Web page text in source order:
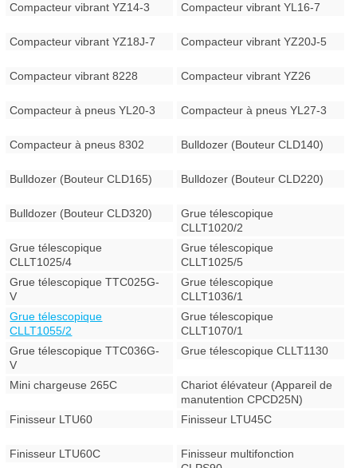
Compacteur vibrant YZ14-3 Compacteur vibrant YL16-7
Compacteur vibrant YZ18J-7 Compacteur vibrant YZ20J-5
Compacteur vibrant 8228 Compacteur vibrant YZ26
Compacteur à pneus YL20-3 Compacteur à pneus YL27-3
Compacteur à pneus 8302 Bulldozer (Bouteur CLD140)
Bulldozer (Bouteur CLD165) Bulldozer (Bouteur CLD220)
Bulldozer (Bouteur CLD320)
Grue télescopique
CLLT1020/2
Grue télescopique
CLLT1025/4
Grue télescopique
CLLT1025/5
Grue télescopique TTC025G-
V
Grue télescopique
CLLT1036/1
Grue télescopique
CLLT1055/2
Grue télescopique
CLLT1070/1
Grue télescopique TTC036G-
V
Grue télescopique CLLT1130
Mini chargeuse 265C
Chariot élévateur (Appareil de
manutention CPCD25N)
Finisseur LTU60
Finisseur LTU45C
Finisseur LTU60C
Finisseur multifonction